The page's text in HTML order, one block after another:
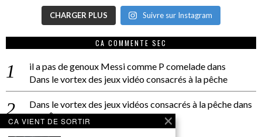
CHARGER PLUS Suivre sur Instagram
CA COMMENTE SEC
il a pas de genoux Messi comme P comeladedans
Dans le vortex des jeux vidéo consacrés à la pêche
Dans le vortex des jeux vidéos consacrés à la pêchedans
PACÔME THIELLEMENT
La séance d’Hip Gnose
CA VIENT DE SORTIR